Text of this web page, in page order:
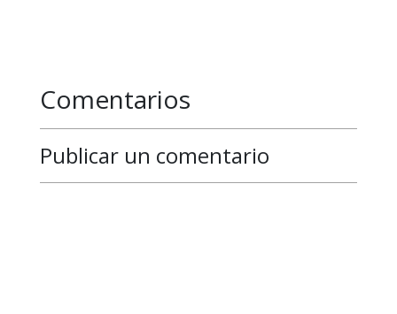
Comentarios
Publicar un comentario